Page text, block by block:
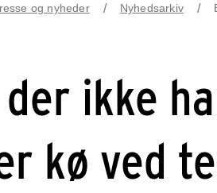
og nyheder Nyhedsarkiv
ikke
kø ved